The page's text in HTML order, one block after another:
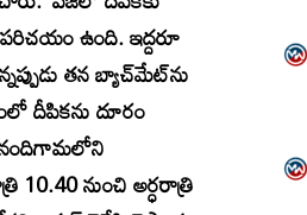
ఉంది. ఇద్దరూ
తన బ్యాచ్‌మేట్‌ను
దీపికను దూరం
నందిగామలోని
10.40 నుంచి అర్ధరాత్రి